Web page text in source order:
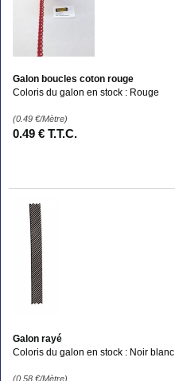
Galon boucles coton rouge
Coloris du galon en stock : Rouge
(0.49 €/Mètre)
0.49 € T.T.C.
Galon rayé
Coloris du galon en stock : Noir blanc
(0.58 €/Mètre)